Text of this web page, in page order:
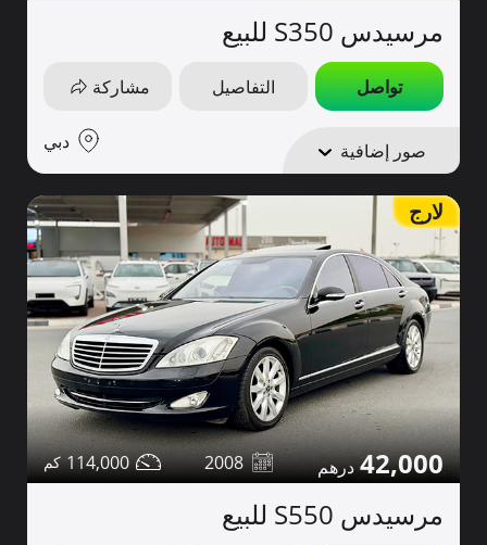
مرسيدس S350 للبيع
تواصل التفاصيل مشاركة
صور إضافية دبي
لارج
42,000
2008
114,000
مرسيدس S550 للبيع